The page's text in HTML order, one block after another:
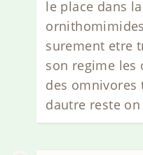
le place dans
surement etre
son regime
des omnivores
dautre reste